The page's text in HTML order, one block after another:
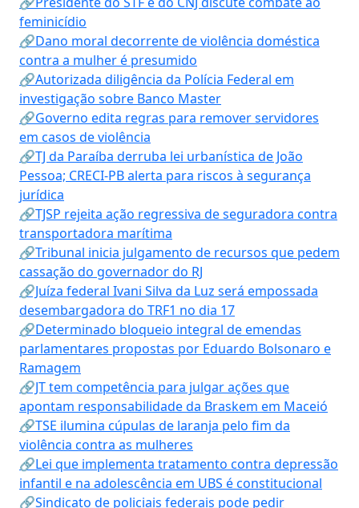
feminicídio
🔗Dano moral decorrente de violência doméstica
contra a mulher é presumido
🔗Autorizada diligência da Polícia Federal em
investigação sobre Banco Master
🔗Governo edita regras para remover servidores
em casos de violência
🔗TJ da Paraíba derruba lei urbanística de João
Pessoa; CRECI-PB alerta para riscos à segurança
jurídica
🔗TJSP rejeita ação regressiva de seguradora contra
transportadora marítima
🔗Tribunal inicia julgamento de recursos que pedem
cassação do governador do RJ
🔗Juíza federal Ivani Silva da Luz será empossada
desembargadora do TRF1 no dia 17
🔗Determinado bloqueio integral de emendas
parlamentares propostas por Eduardo Bolsonaro e
Ramagem
🔗JT tem competência para julgar ações que
apontam responsabilidade da Braskem em Maceió
🔗TSE ilumina cúpulas de laranja pelo fim da
violência contra as mulheres
🔗Lei que implementa tratamento contra depressão
infantil e na adolescência em UBS é constitucional
🔗Sindicato de policiais federais pode pedir